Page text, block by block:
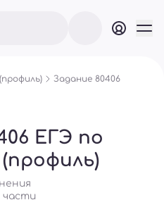
Задание 80406
ЕГЭ по
части